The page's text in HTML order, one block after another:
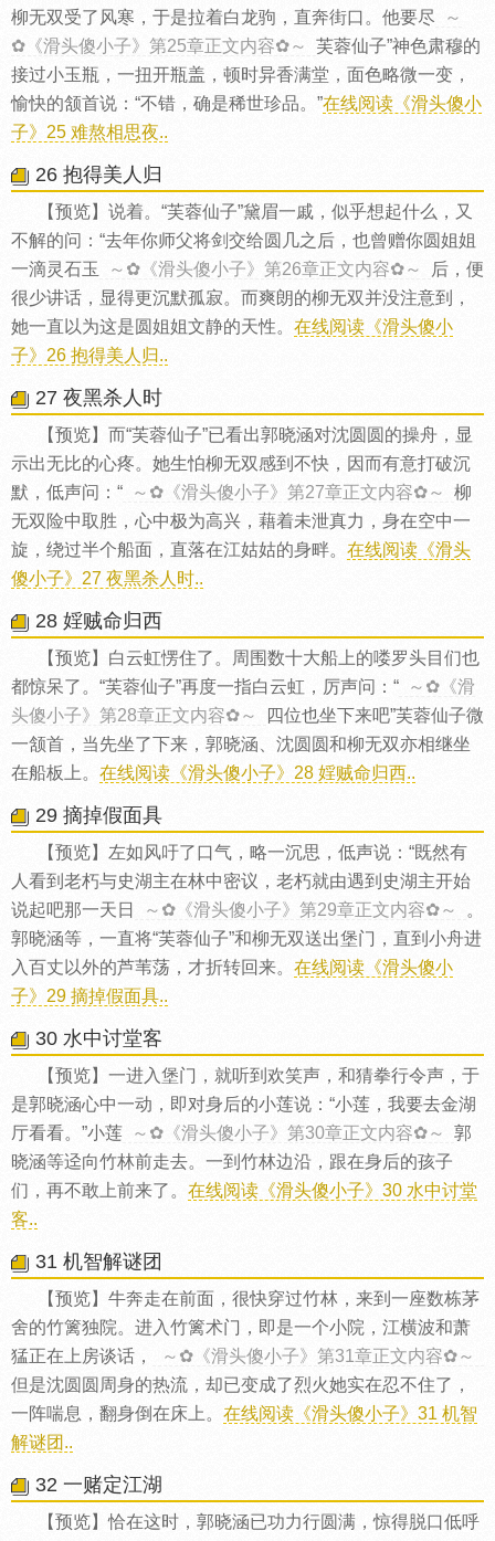
柳无双受了风寒，于是拉着白龙驹，直奔街口。他要尽
～
✿《滑头傻小子》第25章正文内容✿～
芙蓉仙子”神色肃穆的
接过小玉瓶，一扭开瓶盖，顿时异香满堂，面色略微一变，
愉快的颔首说：“不错，确是稀世珍品。”在线阅读《滑头傻小
子》25 难熬相思夜..
26 抱得美人归
【预览】说着。“芙蓉仙子”黛眉一戚，似乎想起什么，又
不解的问：“去年你师父将剑交给圆几之后，也曾赠你圆姐姐
一滴灵石玉
～✿《滑头傻小子》第26章正文内容✿～
后，便
很少讲话，显得更沉默孤寂。而爽朗的柳无双并没注意到，
她一直以为这是圆姐姐文静的天性。 在线阅读《滑头傻小
子》26 抱得美人归..
27 夜黑杀人时
【预览】而“芙蓉仙子”已看出郭晓涵对沈圆圆的操舟，显
示出无比的心疼。她生怕柳无双感到不快，因而有意打破沉
默，低声问：“
～✿《滑头傻小子》第27章正文内容✿～
柳
无双险中取胜，心中极为高兴，藉着未泄真力，身在空中一
旋，绕过半个船面，直落在江姑姑的身畔。 在线阅读《滑头
傻小子》27 夜黑杀人时..
28 婬贼命归西
【预览】白云虹愣住了。周围数十大船上的喽罗头目们也
都惊呆了。“芙蓉仙子”再度一指白云虹，厉声问：“
～✿《滑
头傻小子》第28章正文内容✿～
四位也坐下来吧”芙蓉仙子微
一颔首，当先坐了下来，郭晓涵、沈圆圆和柳无双亦相继坐
在船板上。 在线阅读《滑头傻小子》28 婬贼命归西..
29 摘掉假面具
【预览】左如风吁了口气，略一沉思，低声说：“既然有
人看到老朽与史湖主在林中密议，老朽就由遇到史湖主开始
说起吧那一天日
～✿《滑头傻小子》第29章正文内容✿～
。
郭晓涵等，一直将“芙蓉仙子”和柳无双送出堡门，直到小舟进
入百丈以外的芦苇荡，才折转回来。 在线阅读《滑头傻小
子》29 摘掉假面具..
30 水中讨堂客
【预览】一进入堡门，就听到欢笑声，和猜拳行令声，于
是郭晓涵心中一动，即对身后的小莲说：“小莲，我要去金湖
厅看看。”小莲
～✿《滑头傻小子》第30章正文内容✿～
郭
晓涵等迳向竹林前走去。一到竹林边沿，跟在身后的孩子
们，再不敢上前来了。 在线阅读《滑头傻小子》30 水中讨堂
客..
31 机智解谜团
【预览】牛奔走在前面，很快穿过竹林，来到一座数栋茅
舍的竹篱独院。进入竹篱术门，即是一个小院，江横波和萧
猛正在上房谈话，
～✿《滑头傻小子》第31章正文内容✿～
但是沈圆圆周身的热流，却已变成了烈火她实在忍不住了，
一阵喘息，翻身倒在床上。 在线阅读《滑头傻小子》31 机智
解谜团..
32 一赌定江湖
【预览】恰在这时，郭晓涵已功力行圆满，惊得脱口低呼